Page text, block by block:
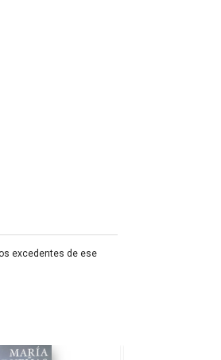
excedentes de ese